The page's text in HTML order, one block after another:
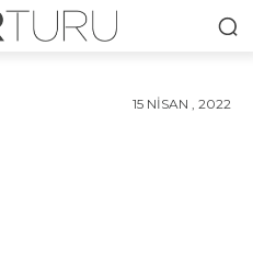
15 NISAN , 2022